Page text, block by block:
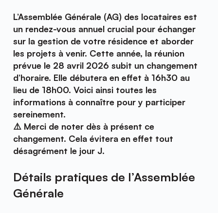
L’Assemblée Générale (AG) des locataires est
un rendez-vous annuel crucial pour échanger
sur la gestion de votre résidence et aborder
les projets à venir. Cette année, la réunion
prévue le 28 avril 2026 subit un changement
d’horaire. Elle débutera en effet à 16h30 au
lieu de 18h00. Voici ainsi toutes les
informations à connaître pour y participer
sereinement.
⚠️ Merci de noter dès à présent ce
changement. Cela évitera en effet tout
désagrément le jour J.
Détails pratiques de l’Assemblée
Générale